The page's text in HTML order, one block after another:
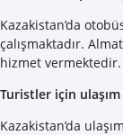
Kazakistan’da
çalışmaktadır.
hizmet vermektedir.
Turistler için ulaşım
Kazakistan’da